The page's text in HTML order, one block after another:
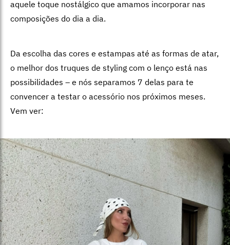
aquele toque nostálgico que amamos incorporar nas
composições do dia a dia.
Da escolha das cores e estampas até as formas de atar,
o melhor dos truques de styling com o lenço está nas
possibilidades – e nós separamos 7 delas para te
convencer a testar o acessório nos próximos meses.
Vem ver: